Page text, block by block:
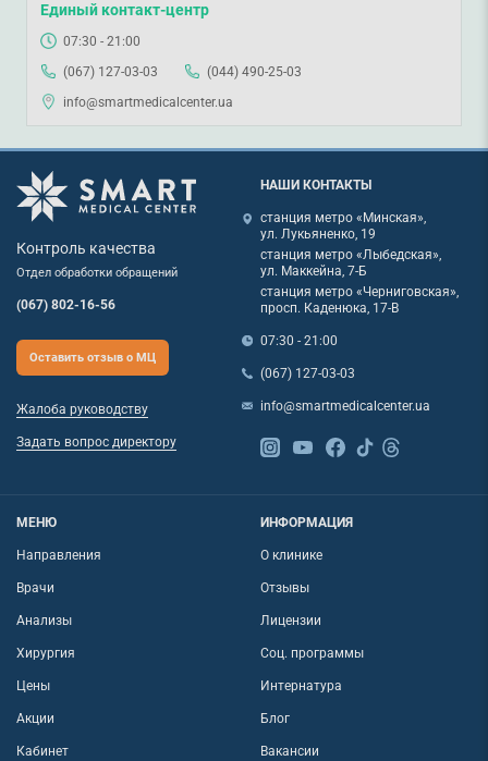
Единый контакт-центр
07:30 - 21:00
(067) 127-03-03
(044) 490-25-03
info@smartmedicalcenter.ua
Контроль качества
Отдел обработки обращений
(067) 802-16-56
Оставить отзыв о МЦ
Жалоба руководству
Задать вопрос директору
НАШИ КОНТАКТЫ
станция метро «Минская»,
ул. Лукьяненко, 19
станция метро «Лыбедская»,
ул. Маккейна, 7-Б
станция метро «Черниговская»,
просп. Каденюка, 17-В
07:30 - 21:00
(067) 127-03-03
info@smartmedicalcenter.ua
МЕНЮ
Направления
Врачи
Анализы
Хирургия
Цены
Акции
Кабинет
ИНФОРМАЦИЯ
О клинике
Отзывы
Лицензии
Соц. программы
Интернатура
Блог
Вакансии